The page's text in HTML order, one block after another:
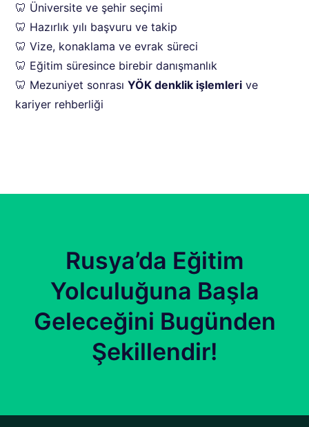
🦷 Üniversite ve şehir seçimi
🦷 Hazırlık yılı başvuru ve takip
🦷 Vize, konaklama ve evrak süreci
🦷 Eğitim süresince birebir danışmanlık
🦷 Mezuniyet sonrası YÖK denklik işlemleri ve
kariyer rehberliği
Rusya’da Eğitim
Yolculuğuna Başla
Geleceğini Bugünden
Şekillendir!